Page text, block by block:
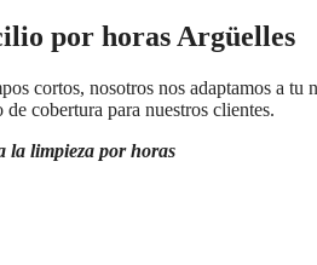
por horas Argüelles
cortos, nosotros nos adaptamos a
cobertura para nuestros clientes.
la limpieza por horas